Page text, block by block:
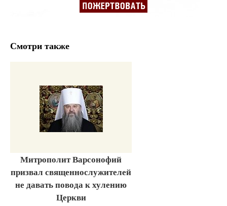
Смотри также
Митрополит Варсонофий
призвал священнослужителей
не давать повода к хулению
Церкви